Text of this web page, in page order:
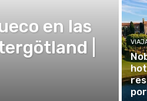
en las
|